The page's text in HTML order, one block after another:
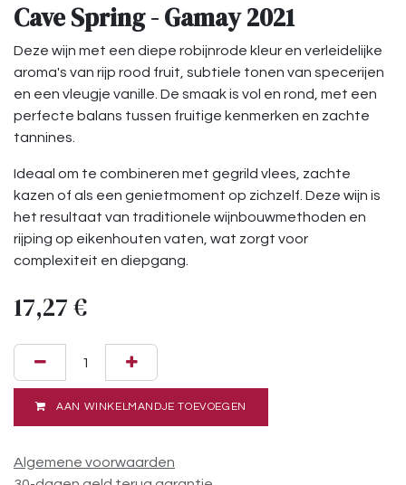
Cave Spring - Gamay 2021
Deze wijn met een diepe robijnrode kleur en verleidelijke
aroma's van rijp rood fruit, subtiele tonen van specerijen
en een vleugje vanille. De smaak is vol en rond, met een
perfecte balans tussen fruitige kenmerken en zachte
tannines.
Ideaal om te combineren met gegrild vlees, zachte
kazen of als een genietmoment op zichzelf. Deze wijn is
het resultaat van traditionele wijnbouwmethoden en
rijping op eikenhouten vaten, wat zorgt voor
complexiteit en diepgang.
17,27€
AAN WINKELMANDJE TOEVOEGEN
Algemene voorwaarden